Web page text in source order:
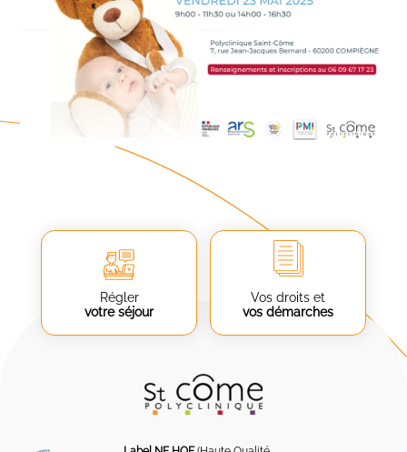
Régler
votre séjour
Vos droits et
vos démarches